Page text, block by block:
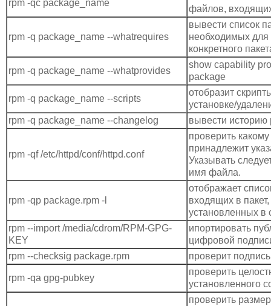
rpm -qc package_name
файлов,
rpm -q package_name --whatrequires
вывести список
необходимых для
конкретного
rpm -q package_name --whatprovides
show capability
package
rpm -q package_name --scripts
отобразит
установке/
rpm -q package_name --changelog
вывести историю
rpm -qf /etc/httpd/conf/httpd.conf
проверить какому
принадлежит
Указывать
имя файла.
rpm -qp package.rpm -l
отображает
входящих в
установленных в
rpm --import /media/cdrom/RPM-GPG-
KEY
ипортировать
цифровой
rpm --checksig package.rpm
проверит
rpm -qa gpg-pubkey
проверить
установленного
проверить